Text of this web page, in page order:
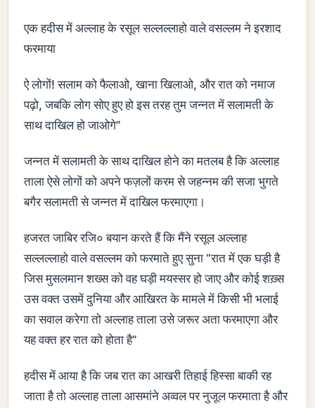
एक हदीस में अल्लाह के रसूल सल्लल्लाहो वाले वसल्लम ने इरशाद
फरमाया
ऐ लोगों! सलाम को फैलाओ, खाना खिलाओ, और रात को नमाज
पढ़ो, जबकि लोग सोए हुए हो इस तरह तुम जन्नत में सलामती के
साथ दाखिल हो जाओगे”
जन्नत में सलामती के साथ दाखिल होने का मतलब है कि अल्लाह
ताला ऐसे लोगों को अपने फज़लों करम से जहन्नम की सजा भुगते
बगैर सलामती से जन्नत में दाखिल फरमाएगा।
हजरत जाबिर रजि० बयान करते हैं कि मैंने रसूल अल्लाह
सल्लल्लाहो वाले वसल्लम को फरमाते हुए सुना “रात में एक घड़ी है
जिस मुसलमान शख्स को वह घड़ी मयस्सर हो जाए और कोई शख़्स
उस वक्त उसमें दुनिया और आखिरत के मामले में किसी भी भलाई
का सवाल करेगा तो अल्लाह ताला उसे जरूर अता फरमाएगा और
यह वक्त हर रात को होता है”
हदीस में आया है कि जब रात का आखरी तिहाई हिस्सा बाकी रह
जाता है तो अल्लाह ताला आसमांने अव्वल पर नुजूल फरमाता है और